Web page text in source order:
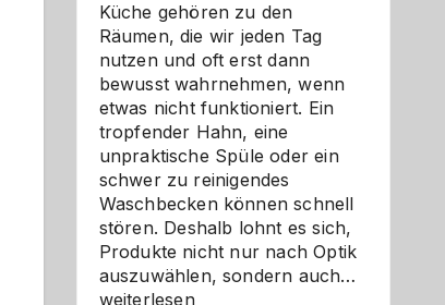
Küche gehören zu den
Räumen, die wir jeden Tag
nutzen und oft erst dann
bewusst wahrnehmen, wenn
etwas nicht funktioniert. Ein
tropfender Hahn, eine
unpraktische Spüle oder ein
schwer zu reinigendes
Waschbecken können schnell
stören. Deshalb lohnt es sich,
Produkte nicht nur nach Optik
auszuwählen, sondern auch…
weiterlesen